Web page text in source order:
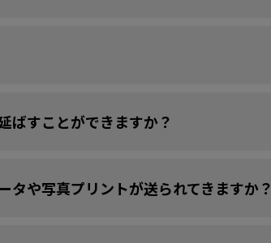
ばすことができますか？
タや写真プリントが送られてきますか？